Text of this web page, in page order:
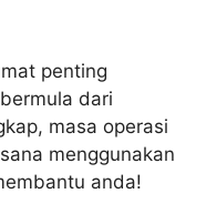
penting
dari
masa operasi
menggunakan
anda!